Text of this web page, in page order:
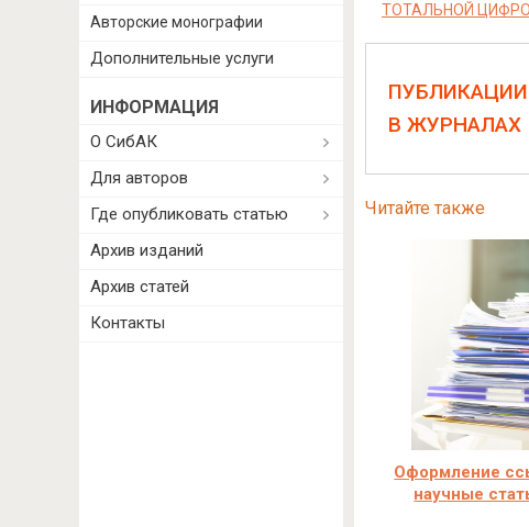
ТОТАЛЬНОЙ
ПУБЛИКАЦИИ
В ЖУРНАЛАХ
Читайте также
Оформление
научные
Авторские монографии
Дополнительные услуги
ИНФОРМАЦИЯ
О СибАК
Для авторов
Где опубликовать статью
Архив изданий
Архив статей
Контакты